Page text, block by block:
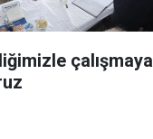
çalışmaya